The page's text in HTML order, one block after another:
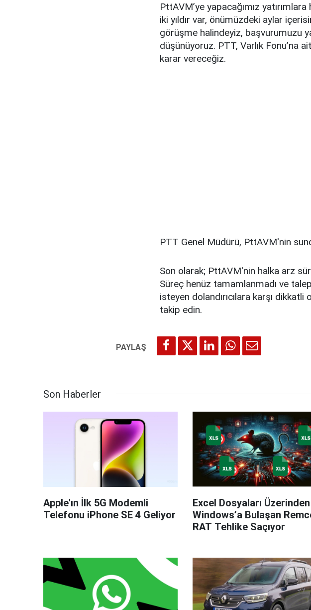
PttAVM’ye yapacağımız
iki yıldır var, önümüzdeki aylar
görüşme halindeyiz, başvurumuzu
düşünüyoruz. PTT, Varlık Fonu’na
karar vereceğiz.
PTT Genel Müdürü, PttAVM'nin
Son olarak; PttAVM'nin halka arz
Süreç henüz tamamlanmadı ve
isteyen dolandırıcılara karşı
takip edin.
Son Haberler
Apple'ın İlk 5G Modemli
Telefonu iPhone SE 4 Geliyor
Excel Dosyaları Üzerinden
Windows’a Bulaşan
RAT Tehlike Saçıyor